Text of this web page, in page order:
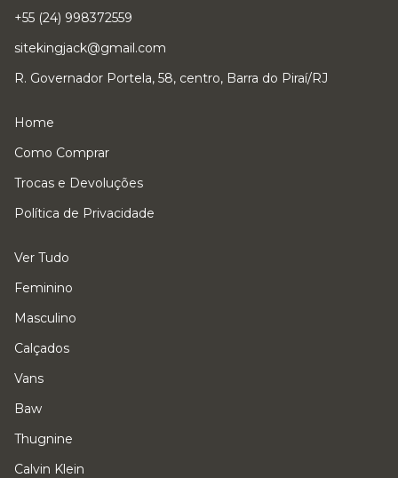
+55 (24) 998372559
sitekingjack@gmail.com
R. Governador Portela, 58, centro, Barra do Piraí/RJ
Home
Como Comprar
Trocas e Devoluções
Política de Privacidade
Ver Tudo
Feminino
Masculino
Calçados
Vans
Baw
Thugnine
Calvin Klein